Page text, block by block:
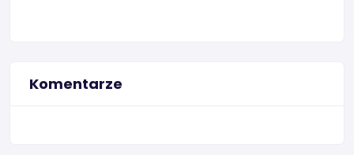
Komentarze